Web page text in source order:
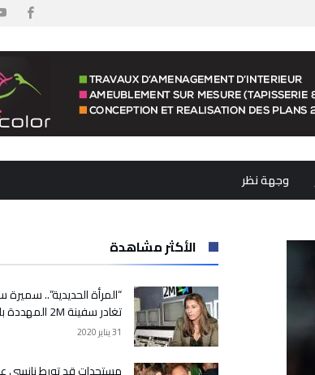
وجهة نظر
الأكثر مشاهدة
“المرأة الحديدية”.. سميرة
تغادر سفينة 2M المهددة بالغرق
31 يناير 2020